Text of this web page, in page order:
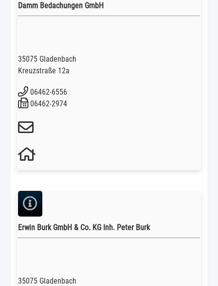
Damm Bedachungen GmbH
35075 Gladenbach
Kreuzstraße 12a
06462-6556
06462-2974
Erwin Burk GmbH & Co. KG Inh. Peter Burk
35075 Gladenbach